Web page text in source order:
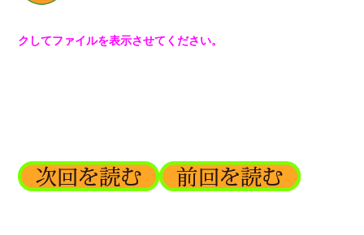
クしてファイルを表示させてください。